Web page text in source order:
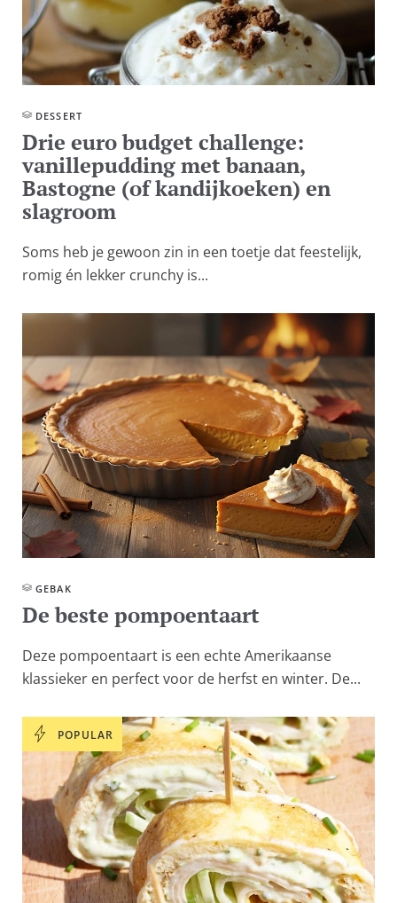
DESSERT
Drie euro budget challenge:
vanillepudding met banaan,
Bastogne (of kandijkoeken) en
slagroom
Soms heb je gewoon zin in een toetje dat feestelijk,
romig én lekker crunchy is...
GEBAK
De beste pompoentaart
Deze pompoentaart is een echte Amerikaanse
klassieker en perfect voor de herfst en winter. De...
POPULAR